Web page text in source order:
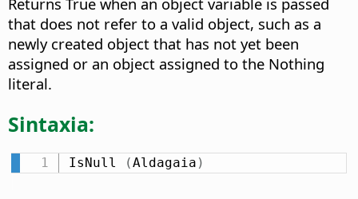
that does not refer to a valid object, such as a
newly created object that has not yet been
assigned or an object assigned to the Nothing
literal.
Sintaxia:
IsNull (Aldagaia )